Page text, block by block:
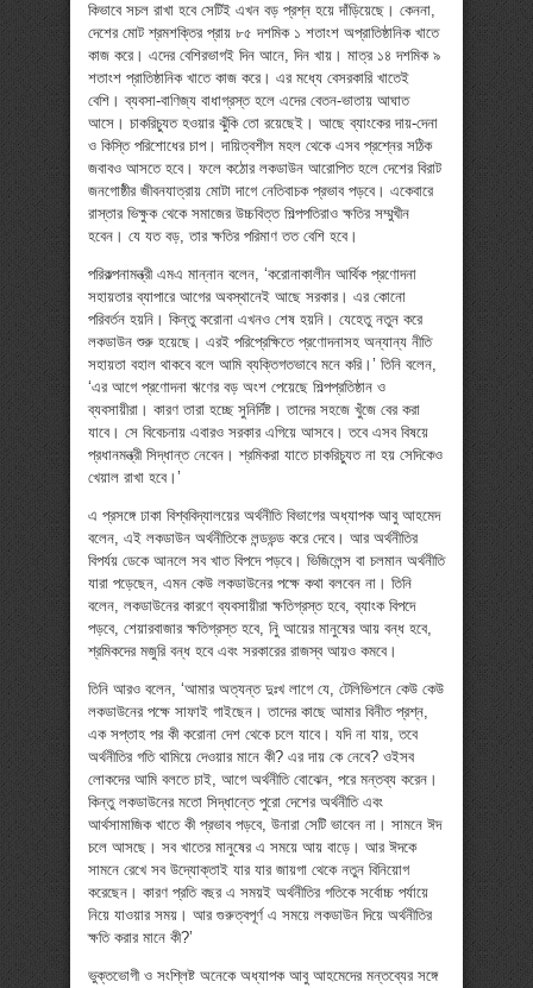
কিভাবে সচল রাখা হবে সেটিই এখন বড় প্রশ্ন হয়ে দাঁড়িয়েছে। কেননা,
দেশের মোট শ্রমশক্তির প্রায় ৮৫ দশমিক ১ শতাংশ অপ্রাতিষ্ঠানিক খাতে
কাজ করে। এদের বেশিরভাগই দিন আনে, দিন খায়। মাত্র ১৪ দশমিক ৯
শতাংশ প্রাতিষ্ঠানিক খাতে কাজ করে। এর মধ্যে বেসরকারি খাতেই
বেশি। ব্যবসা-বাণিজ্য বাধাগ্রস্ত হলে এদের বেতন-ভাতায় আঘাত
আসে। চাকরিচ্যুত হওয়ার ঝুঁকি তো রয়েছেই। আছে ব্যাংকের দায়-দেনা
ও কিস্তি পরিশোধের চাপ। দায়িত্বশীল মহল থেকে এসব প্রশ্নের সঠিক
জবাবও আসতে হবে। ফলে কঠোর লকডাউন আরোপিত হলে দেশের বিরাট
জনগোষ্ঠীর জীবনযাত্রায় মোটা দাগে নেতিবাচক প্রভাব পড়বে। একেবারে
রাস্তার ভিক্ষুক থেকে সমাজের উচ্চবিত্ত শিল্পপতিরাও ক্ষতির সম্মুখীন
হবেন। যে যত বড়, তার ক্ষতির পরিমাণ তত বেশি হবে।
পরিকল্পনামন্ত্রী এমএ মান্নান বলেন, ‘করোনাকালীন আর্থিক প্রণোদনা
সহায়তার ব্যাপারে আগের অবস্থানেই আছে সরকার। এর কোনো
পরিবর্তন হয়নি। কিন্তু করোনা এখনও শেষ হয়নি। যেহেতু নতুন করে
লকডাউন শুরু হয়েছে। এরই পরিপ্রেক্ষিতে প্রণোদনাসহ অন্যান্য নীতি
সহায়তা বহাল থাকবে বলে আমি ব্যক্তিগতভাবে মনে করি।’ তিনি বলেন,
‘এর আগে প্রণোদনা ঋণের বড় অংশ পেয়েছে শিল্পপ্রতিষ্ঠান ও
ব্যবসায়ীরা। কারণ তারা হচ্ছে সুনির্দিষ্ট। তাদের সহজে খুঁজে বের করা
যাবে। সে বিবেচনায় এবারও সরকার এগিয়ে আসবে। তবে এসব বিষয়ে
প্রধানমন্ত্রী সিদ্ধান্ত নেবেন। শ্রমিকরা যাতে চাকরিচ্যুত না হয় সেদিকেও
খেয়াল রাখা হবে।’
এ প্রসঙ্গে ঢাকা বিশ্ববিদ্যালয়ের অর্থনীতি বিভাগের অধ্যাপক আবু আহমেদ
বলেন, এই লকডাউন অর্থনীতিকে লন্ডভন্ড করে দেবে। আর অর্থনীতির
বিপর্যয় ডেকে আনলে সব খাত বিপদে পড়বে। ভিজিলেন্স বা চলমান অর্থনীতি
যারা পড়েছেন, এমন কেউ লকডাউনের পক্ষে কথা বলবেন না। তিনি
বলেন, লকডাউনের কারণে ব্যবসায়ীরা ক্ষতিগ্রস্ত হবে, ব্যাংক বিপদে
পড়বে, শেয়ারবাজার ক্ষতিগ্রস্ত হবে, নিু আয়ের মানুষের আয় বন্ধ হবে,
শ্রমিকদের মজুরি বন্ধ হবে এবং সরকারের রাজস্ব আয়ও কমবে।
তিনি আরও বলেন, ‘আমার অত্যন্ত দুঃখ লাগে যে, টেলিভিশনে কেউ কেউ
লকডাউনের পক্ষে সাফাই গাইছেন। তাদের কাছে আমার বিনীত প্রশ্ন,
এক সপ্তাহ পর কী করোনা দেশ থেকে চলে যাবে। যদি না যায়, তবে
অর্থনীতির গতি থামিয়ে দেওয়ার মানে কী? এর দায় কে নেবে? ওইসব
লোকদের আমি বলতে চাই, আগে অর্থনীতি বোঝেন, পরে মন্তব্য করেন।
কিন্তু লকডাউনের মতো সিদ্ধান্তে পুরো দেশের অর্থনীতি এবং
আর্থসামাজিক খাতে কী প্রভাব পড়বে, উনারা সেটি ভাবেন না। সামনে ঈদ
চলে আসছে। সব খাতের মানুষের এ সময়ে আয় বাড়ে। আর ঈদকে
সামনে রেখে সব উদ্যোক্তাই যার যার জায়গা থেকে নতুন বিনিয়োগ
করেছেন। কারণ প্রতি বছর এ সময়ই অর্থনীতির গতিকে সর্বোচ্চ পর্যায়ে
নিয়ে যাওয়ার সময়। আর গুরুত্বপূর্ণ এ সময়ে লকডাউন দিয়ে অর্থনীতির
ক্ষতি করার মানে কী?’
ভুক্তভোগী ও সংশ্লিষ্ট অনেকে অধ্যাপক আবু আহমেদের মন্তব্যের সঙ্গে